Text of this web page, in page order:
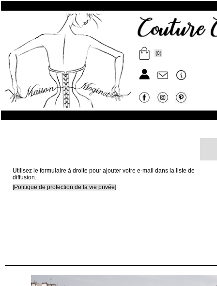
(0)
Utilisez le formulaire à droite pour ajouter votre e-mail dans la liste de
diffusion.
[Politique de protection de la vie privée]